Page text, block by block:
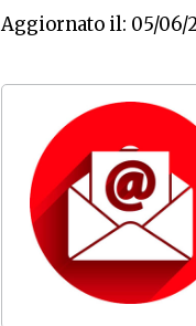
Aggiornato il: 05/06/